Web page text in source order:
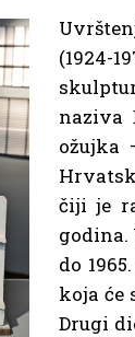
(1924-
naziva
ožujka
čiji je
godina.
do
koja će
Drugi